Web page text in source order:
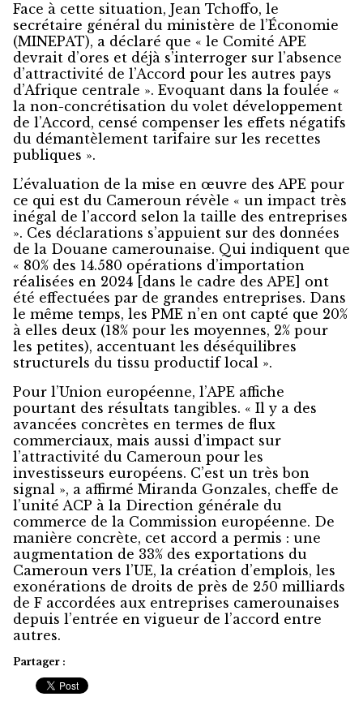
Face à cette situation, Jean Tchoffo, le
secrétaire général du ministère de l’Économie
(MINEPAT), a déclaré que « le Comité APE
devrait d’ores et déjà s’interroger sur l’absence
d’attractivité de l’Accord pour les autres pays
d’Afrique centrale ». Evoquant dans la foulée «
la non-concrétisation du volet développement
de l’Accord, censé compenser les effets négatifs
du démantèlement tarifaire sur les recettes
publiques ».
L’évaluation de la mise en œuvre des APE pour
ce qui est du Cameroun révèle « un impact très
inégal de l’accord selon la taille des entreprises
». Ces déclarations s’appuient sur des données
de la Douane camerounaise. Qui indiquent que
« 80% des 14.580 opérations d’importation
réalisées en 2024 [dans le cadre des APE] ont
été effectuées par de grandes entreprises. Dans
le même temps, les PME n’en ont capté que 20%
à elles deux (18% pour les moyennes, 2% pour
les petites), accentuant les déséquilibres
structurels du tissu productif local ».
Pour l’Union européenne, l’APE affiche
pourtant des résultats tangibles. « Il y a des
avancées concrètes en termes de flux
commerciaux, mais aussi d’impact sur
l’attractivité du Cameroun pour les
investisseurs européens. C’est un très bon
signal », a affirmé Miranda Gonzales, cheffe de
l’unité ACP à la Direction générale du
commerce de la Commission européenne. De
manière concrète, cet accord a permis : une
augmentation de 33% des exportations du
Cameroun vers l’UE, la création d’emplois, les
exonérations de droits de près de 250 milliards
de F accordées aux entreprises camerounaises
depuis l’entrée en vigueur de l’accord entre
autres.
Partager :